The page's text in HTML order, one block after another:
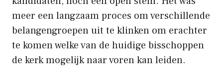
meer een langzaam proces om verschillende
belangengroepen uit te klinken om erachter
te komen welke van de huidige bisschoppen
de kerk mogelijk naar voren kan leiden.